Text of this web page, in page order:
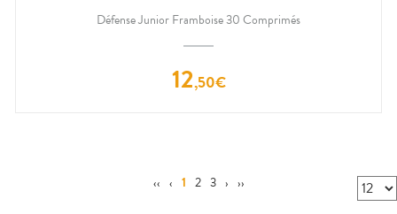
Défense Junior Framboise 30 Comprimés
12,50€
‹‹ ‹ 1 2 3 › ››